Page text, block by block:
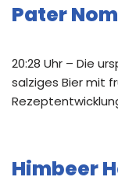
Pater
20:28 Uhr – Die
salziges Bier mit
Himbeer